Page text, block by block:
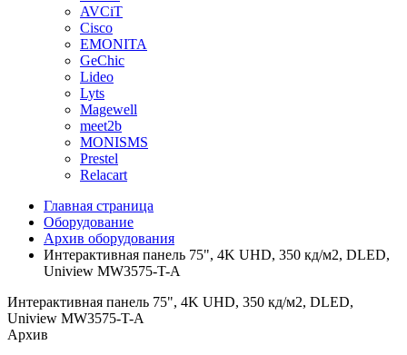
AVCiT
Cisco
EMONITA
GeChic
Lideo
Lyts
Magewell
meet2b
MONISMS
Prestel
Relacart
Главная страница
Оборудование
Архив оборудования
Интерактивная панель 75", 4K UHD, 350 кд/м2, DLED,
Uniview MW3575-T-A
Интерактивная панель 75", 4K UHD, 350 кд/м2, DLED,
Uniview MW3575-T-A
Архив